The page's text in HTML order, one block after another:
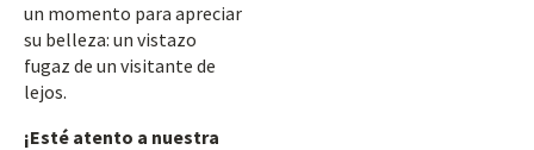
un momento para apreciar
su belleza: un vistazo
fugaz de un visitante de
lejos.
¡Esté atento a nuestra